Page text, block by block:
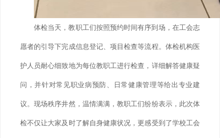
体检当天，教职工们按照预约时间有序到场，在工会志
愿者的引导下完成信息登记、项目检查等流程。体检机构医
护人员耐心细致地为每位教职工进行检查，详细解答健康疑
问，并针对常见职业病预防、日常健康管理等给出专业建
议。现场秩序井然，温情满满，教职工们纷纷表示，此次体
检不仅让大家及时了解自身健康状况，更感受到了学校工会